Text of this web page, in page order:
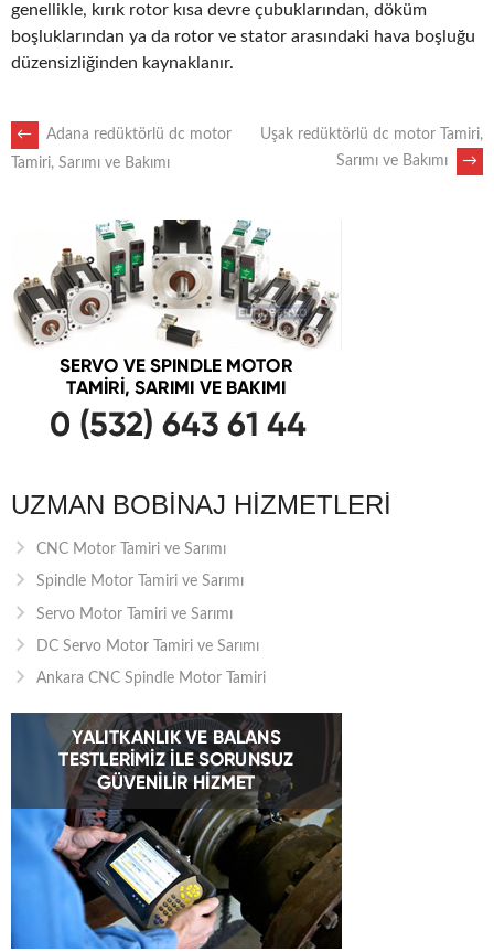
genellikle, kırık rotor kısa devre çubuklarından, döküm
boşluklarından ya da rotor ve stator arasındaki hava boşluğu
düzensizliğinden kaynaklanır.
POST
NAVIGATION
←
Adana redüktörlü dc motor
Tamiri, Sarımı ve Bakımı
Uşak redüktörlü dc motor Tamiri,
Sarımı ve Bakımı
→
UZMAN BOBINAJ HIZMETLERI
CNC Motor Tamiri ve Sarımı
Spindle Motor Tamiri ve Sarımı
Servo Motor Tamiri ve Sarımı
DC Servo Motor Tamiri ve Sarımı
Ankara CNC Spindle Motor Tamiri